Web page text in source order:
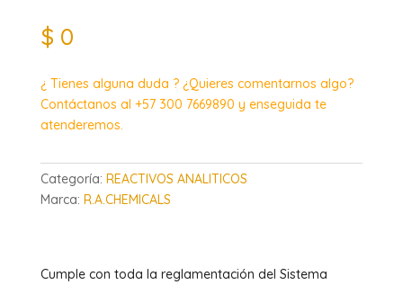
$ 0
¿ Tienes alguna duda ? ¿Quieres comentarnos algo?
Contáctanos al +57 300 7669890 y enseguida te
atenderemos.
Categoría: REACTIVOS ANALITICOS
Marca: R.A.CHEMICALS
Cumple con toda la reglamentación del Sistema